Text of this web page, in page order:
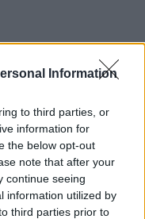
Information
to third parties, or
information for
the below opt-out
note that after your
continue seeing
information utilized by
third parties prior to
–
Monikos Ra